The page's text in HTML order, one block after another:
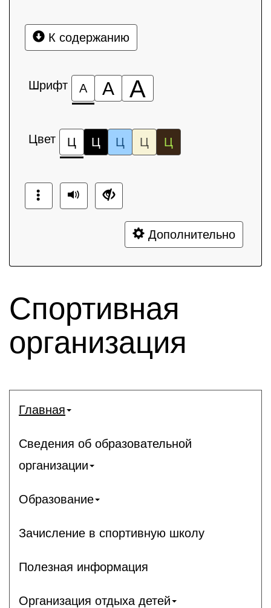
К содержанию
Шрифт А А А
Цвет Ц Ц Ц Ц Ц
Дополнительно
Спортивная
организация
Главная
Сведения об образовательной
организации
Образование
Зачисление в спортивную школу
Полезная информация
Организация отдыха детей